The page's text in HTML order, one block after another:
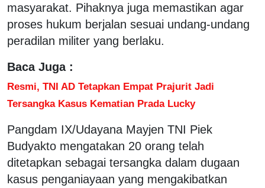
masyarakat. Pihaknya juga memastikan agar
proses hukum berjalan sesuai undang-undang
peradilan militer yang berlaku.
Baca Juga :
Resmi, TNI AD Tetapkan Empat Prajurit Jadi
Tersangka Kasus Kematian Prada Lucky
Pangdam IX/Udayana Mayjen TNI Piek
Budyakto mengatakan 20 orang telah
ditetapkan sebagai tersangka dalam dugaan
kasus penganiayaan yang mengakibatkan